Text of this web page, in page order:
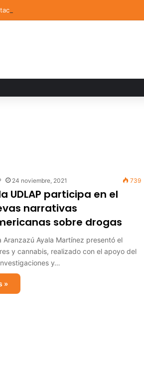
en el MUTVI 2026
24 noviembre, 2021 739
UDLAP participa en el
narrativas
sobre drogas
Aranzazú Ayala Martínez presentó el
y cannabis, realizado con el apoyo del
y…
»